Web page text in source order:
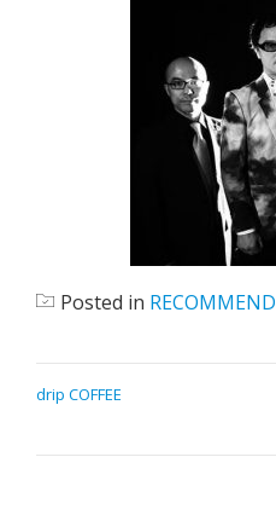
Posted in RECOMMEND
drip COFFEE